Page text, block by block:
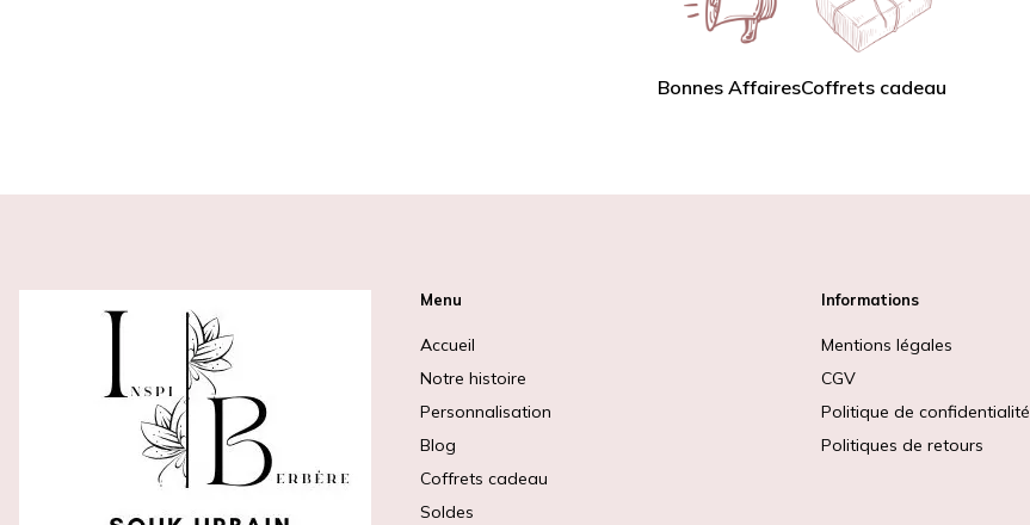
Bonnes AffairesCoffrets cadeau
Menu
Accueil
Notre histoire
Personnalisation
Blog
Coffrets cadeau
Soldes
Informations
Mentions légales
CGV
Politique de confidentialité
Politiques de retours